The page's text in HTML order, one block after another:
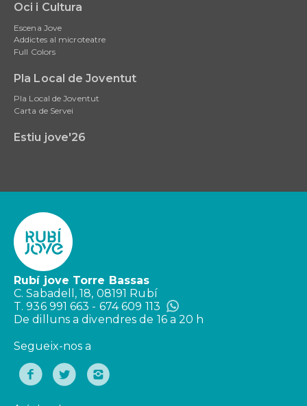
Oci i Cultura
Escena Jove
Addictes al microteatre
Full Colors
Pla Local de Joventut
Pla Local de Joventut
Carta de Servei
Estiu jove'26
Rubí jove Torre Bassas
C. Sabadell, 18, 08191 Rubí
T. 936 991 663 - 674 609 113
De dilluns a divendres de 16 a 20 h
Segueix-nos a